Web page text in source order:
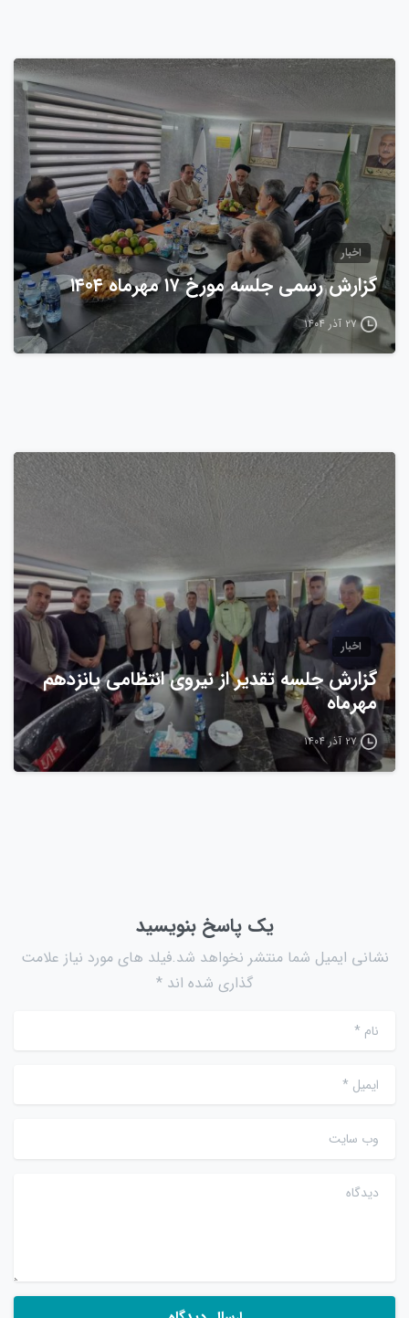
0
اخبار
گزارش رسمی جلسه مورخ ۱۷ مهرماه ۱۴۰۴
۲۷ آذر ۱۴۰۴
0
اخبار
گزارش جلسه تقدیر از نیروی انتظامی پانزدهم
مهرماه
۲۷ آذر ۱۴۰۴
یک پاسخ بنویسید
نشانی ایمیل شما منتشر نخواهد شد.فیلد های مورد نیاز علامت
گذاری شده اند *
نام*
ایمیل *
وب سایت
دیدگاه